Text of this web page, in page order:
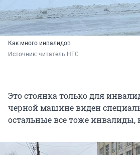
Как много инвалидов
Источник: читатель НГС
Это стоянка только для
черной машине виден
остальные все тоже инвалиды,